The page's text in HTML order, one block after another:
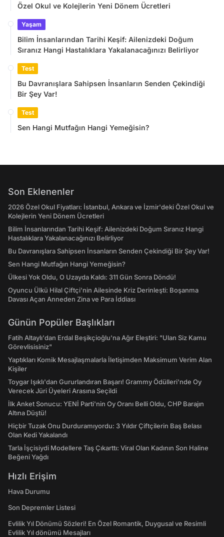
Özel Okul ve Kolejlerin Yeni Dönem Ücretleri
Yaşam
Bilim İnsanlarından Tarihi Keşif: Ailenizdeki Doğum
Sıranız Hangi Hastalıklara Yakalanacağınızı Belirliyor
Test
Bu Davranışlara Sahipsen İnsanların Senden Çekindiği
Bir Şey Var!
Test
Sen Hangi Mutfağın Hangi Yemeğisin?
Son Eklenenler
2026 Özel Okul Fiyatları: İstanbul, Ankara ve İzmir'deki Özel Okul ve
Kolejlerin Yeni Dönem Ücretleri
Bilim İnsanlarından Tarihi Keşif: Ailenizdeki Doğum Sıranız Hangi
Hastalıklara Yakalanacağınızı Belirliyor
Bu Davranışlara Sahipsen İnsanların Senden Çekindiği Bir Şey Var!
Sen Hangi Mutfağın Hangi Yemeğisin?
Ülkesi Yok Oldu, O Uzayda Kaldı: 311 Gün Sonra Döndü!
Oyuncu Ülkü Hilal Çiftçi'nin Ailesinde Kriz Derinleşti: Boşanma
Davası Açan Anneden Zina ve Para İddiası
Günün Popüler Başlıkları
Fatih Altaylı'dan Erdal Beşikçioğlu'na Ağır Eleştiri: "Ulan Siz Kamu
Görevlisisiniz"
Yaptıkları Komik Mesajlaşmalarla İletişimden Maksimum Verim Alan
Kişiler
Toygar Işıklı'dan Gururlandıran Başarı! Grammy Ödülleri'nde Oy
Verecek Jüri Üyeleri Arasına Seçildi
İlk Anket Sonucu: YENİ Parti'nin Oy Oranı Belli Oldu, CHP Barajın
Altına Düştü!
Hiçbir Tuzak Onu Durduramıyordu: 3 Yıldır Çiftçilerin Baş Belası
Olan Kedi Yakalandı
Tarla İşçisiydi Modellere Taş Çıkarttı: Viral Olan Kadının Son Haline
Beğeni Yağdı
Hızlı Erişim
Hava Durumu
Son Depremler Listesi
Evlilik Yıl Dönümü Sözleri! En Özel Romantik, Duygusal ve Resimli
Evlilik Yıl dönümü Mesajları